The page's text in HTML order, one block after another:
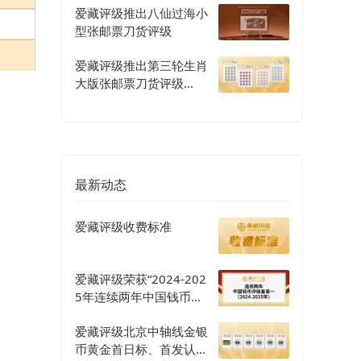
爱藏评级推出八仙过海小
型张邮票刀货评级
爱藏评级推出第三轮生肖
大版张邮票刀货评级
最新动态
爱藏评级收费标准
爱藏评级荣获“2024-202
5年连续两年中国钱币评
爱藏评级北京中轴线金银
币黄金首日标、首发认证